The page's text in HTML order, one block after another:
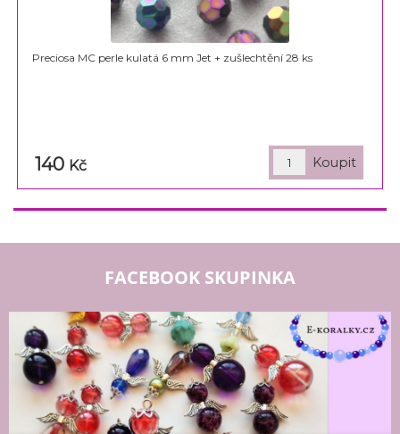
Preciosa MC perle kulatá 6 mm Jet + zušlechtění 28 ks
140 Kč
FACEBOOK SKUPINKA